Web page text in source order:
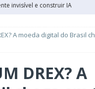
invisível e construir IA
IA em dívida
de voz em tempo
A moeda digital do Brasil
DREX? A